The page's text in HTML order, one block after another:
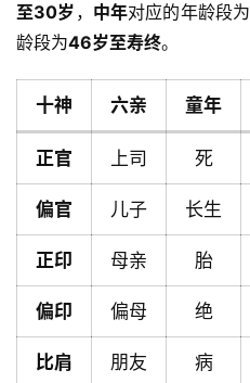
首
页
至30岁 ， 中年对应的年龄段为
龄段为46岁至寿终。
十神 六亲 童年
正官 上司 死
偏官 儿子 长生
正印 母亲 胎
偏印 偏母 绝
比肩 朋友 病